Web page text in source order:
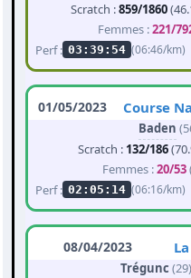
Scratch :859/1860
Femmes :221/
Perf : 03:39:54 (06:46/km)
01/05/2023 Course
Baden
Scratch : 132/186
Femmes :20/53
Perf : 02:05:14 (06:16/km)
08/04/2023
Trégunc (29)